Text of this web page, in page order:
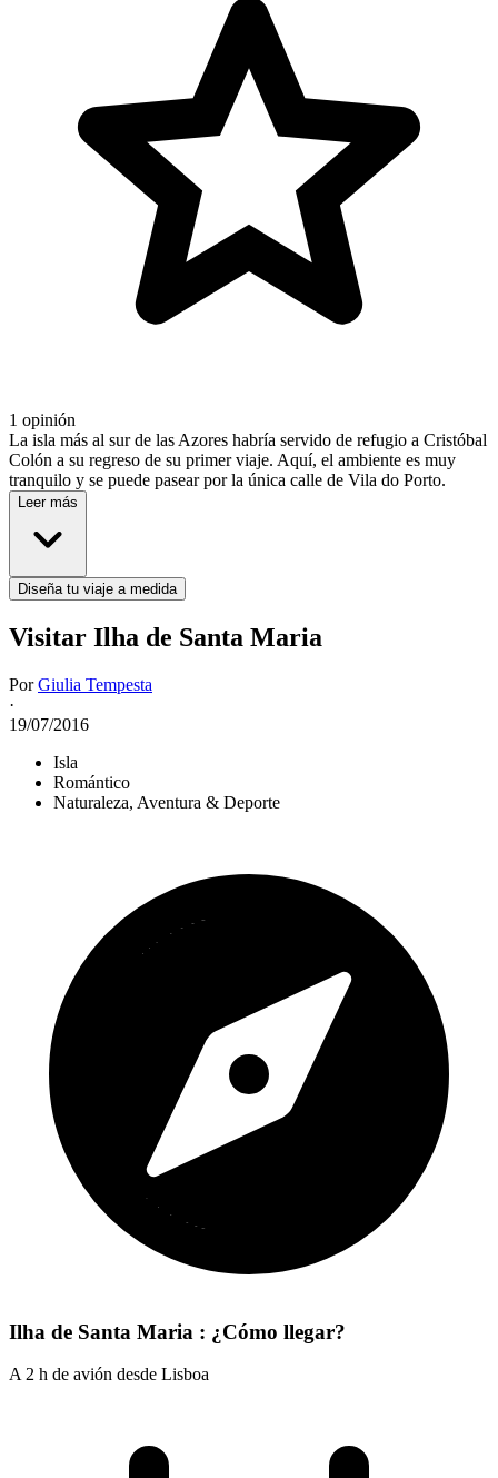
1 opinión
La isla más al sur de las Azores habría servido de refugio a Cristóbal
Colón a su regreso de su primer viaje. Aquí, el ambiente es muy
tranquilo y se puede pasear por la única calle de Vila do Porto.
Leer más
Diseña tu viaje a medida
Visitar Ilha de Santa Maria
PorGiulia Tempesta
·
19/07/2016
Isla
Romántico
Naturaleza, Aventura & Deporte
Ilha de Santa Maria : ¿Cómo llegar?
A 2 h de avión desde Lisboa